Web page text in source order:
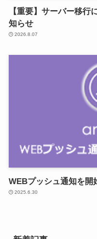
【重要】サーバー移行
知らせ
2026.8.07
WEBプッシュ通知を開
2025.6.30